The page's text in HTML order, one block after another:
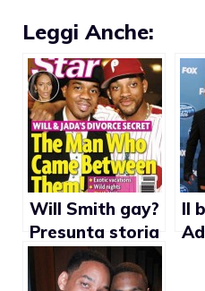
Leggi Anche:
Will Smith gay?
Presunta storia
d’amore con
Duane Martin
Il